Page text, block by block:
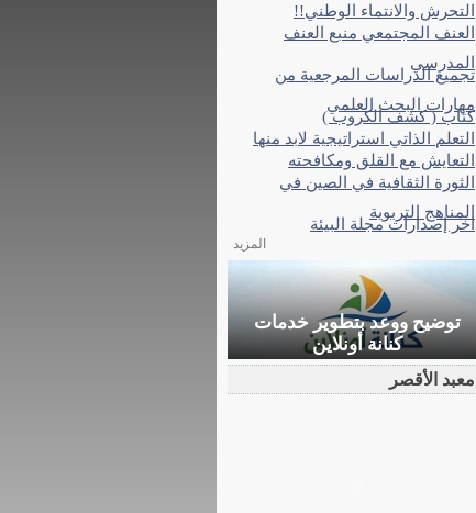
التحرش والانتماء الوطني!!
العنف المجتمعي منبع العنف
المدرسي
تجميع الدراسات المرجعية من
مهارات البحث العلمي
كتاب ( كشف الكروب )
التعلم الذاتي استراتيجية لابد منها
التعايش مع القلق ومكافحته
الثورة الثقافية في الصين في
المناهج التربوية
اخر إصدارات مجلة البيئة
المزيد
توضيح ووعد بتطوير خدمات
كنانة أونلاين
معبد الأقصر